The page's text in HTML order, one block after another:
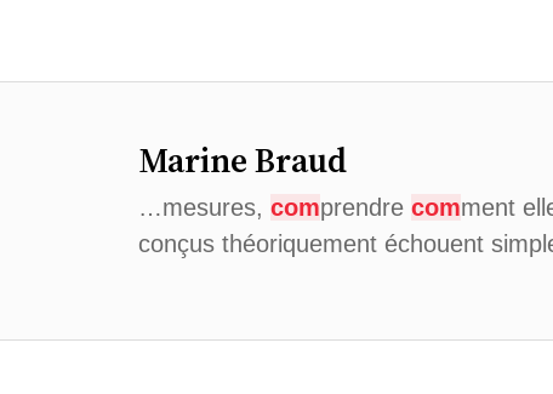
Marine Braud
…mesures, comprendre comment
conçus théoriquement échouent